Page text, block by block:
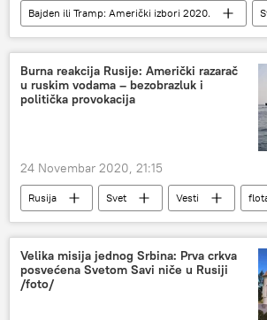
Bajden ili Tramp: Američki izbori 2020.
Vesti
Džozef Bajden Amerika
Burna reakcija Rusije: Američki razarač
u ruskim vodama – bezobrazluk i
politička provokacija
24 Novembar 2020, 21:15
Rusija Svet Vesti
SAD
Velika misija jednog Srbina: Prva crkva
posvećena Svetom Savi niče u Rusiji
/foto/